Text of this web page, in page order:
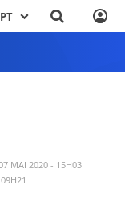
PT
MAI 2020 - 15H03